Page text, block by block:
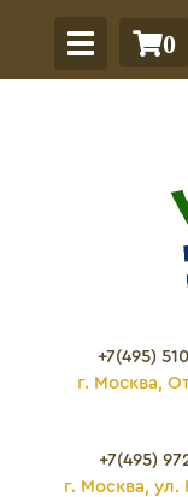
0
+7(495)
г. Москва,
+7(495)
г. Москва,